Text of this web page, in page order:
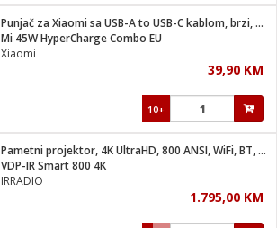
Punjač za Xiaomi sa USB-A to USB-C kablom, brzi, 45W
Mi 45W HyperCharge Combo EU
Xiaomi
39,90 KM
10+
Pametni projektor, 4K UltraHD, 800 ANSI, WiFi, BT, Android
VDP-IR Smart 800 4K
IRRADIO
1.795,00 KM